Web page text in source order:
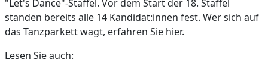
"Let's Dance"-Staffel. Vor dem Start der 18. Staffel
standen bereits alle 14 Kandidat:innen fest. Wer sich auf
das Tanzparkett wagt, erfahren Sie hier.
Lesen Sie auch: